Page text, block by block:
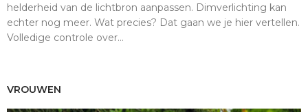
helderheid van de lichtbron aanpassen. Dimverlichting kan
echter nog meer. Wat precies? Dat gaan we je hier vertellen.
Volledige controle over...
VROUWEN